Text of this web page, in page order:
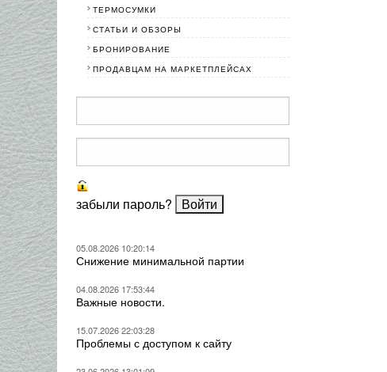
ТЕРМОСУМКИ
СТАТЬИ И ОБЗОРЫ
БРОНИРОВАНИЕ
ПРОДАВЦАМ НА МАРКЕТПЛЕЙСАХ
забыли пароль?
05.08.2026 10:20:14
Снижение минимальной партии
04.08.2026 17:53:44
Важные новости.
15.07.2026 22:03:28
Проблемы с доступом к сайту